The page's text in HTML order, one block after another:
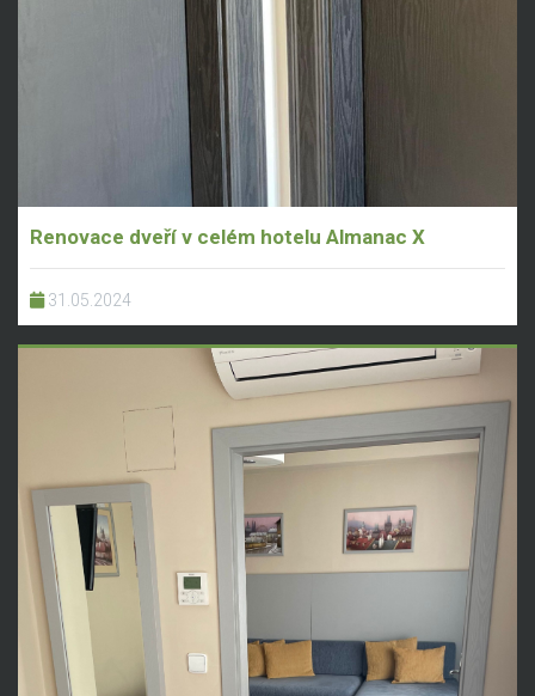
Renovace dveří v celém hotelu Almanac X
31.05.2024